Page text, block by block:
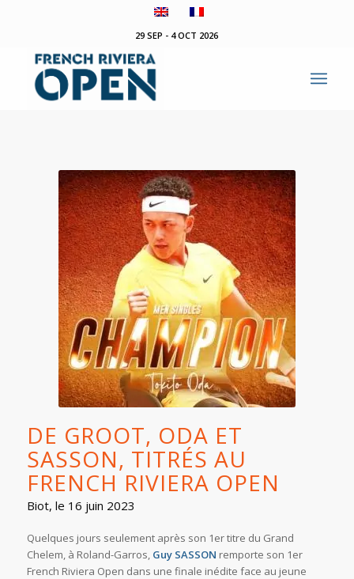
29 SEP - 4 OCT 2026
DE GROOT, ODA ET
SASSON, TITRÉS AU
FRENCH RIVIERA OPEN
Biot, le 16 juin 2023
Quelques jours seulement après son 1er titre du Grand
Chelem, à Roland-Garros, Guy SASSON remporte son 1er
French Riviera Open dans une finale inédite face au jeune